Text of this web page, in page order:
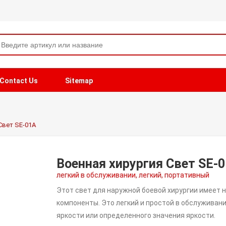
Contact Us Sitemap
SE-01A
Военная хирургия Свет SE-
легкий в обслуживании, легкий, портативный
Этот свет для наружной боевой хирургии
компоненты. Это легкий и простой в
яркости или определенного значения яркости.